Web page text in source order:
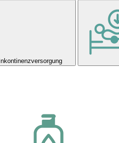
Inkontinenzversorgung